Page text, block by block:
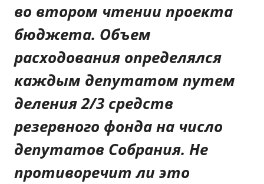
во втором чтении проекта
бюджета. Объем
расходования определялся
каждым депутатом путем
деления 2/3 средств
резервного фонда на число
депутатов Собрания. Не
противоречит ли это